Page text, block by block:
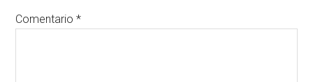
Comentario*